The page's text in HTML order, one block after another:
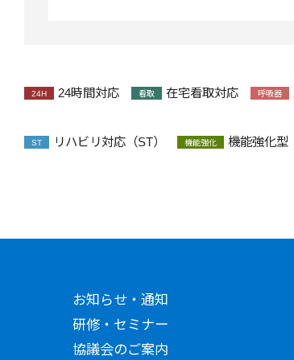
24H 24時間対応 看取 在宅看取対応 呼吸器
ST リハビリ対応（ST） 機能強化 機能強化型
お知らせ・通知
研修・セミナー
協議会のご案内